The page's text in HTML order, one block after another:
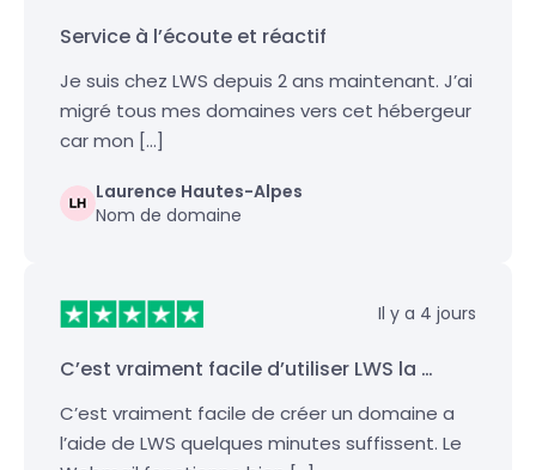
Service à l’écoute et réactif
Je suis chez LWS depuis 2 ans maintenant. J’ai
migré tous mes domaines vers cet hébergeur
car mon […]
Laurence Hautes-Alpes
Nom de domaine
Il y a 4 jours
C’est vraiment facile d’utiliser LWS la …
C’est vraiment facile de créer un domaine a
l’aide de LWS quelques minutes suffissent. Le